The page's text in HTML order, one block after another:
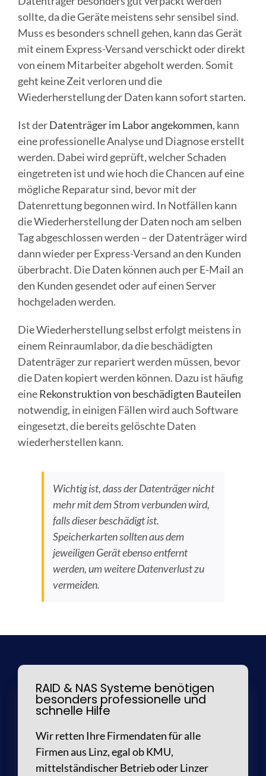
sollte, da die Geräte meistens sehr sensibel sind.
Muss es besonders schnell gehen, kann das Gerät
mit einem Express-Versand verschickt oder direkt
von einem Mitarbeiter abgeholt werden. Somit
geht keine Zeit verloren und die
Wiederherstellung der Daten kann sofort starten.
Ist derDatenträger im Labor angekommen, kann
eine professionelle Analyse und Diagnose erstellt
werden. Dabei wird geprüft, welcher Schaden
eingetreten ist und wie hoch die Chancen auf eine
mögliche Reparatur sind, bevor mit der
Datenrettung begonnen wird. In Notfällen kann
die Wiederherstellung der Daten noch am selben
Tag abgeschlossen werden – der Datenträger wird
dann wieder per Express-Versand an den Kunden
überbracht. Die Daten können auch per E-Mail an
den Kunden gesendet oder auf einen Server
hochgeladen werden.
Die Wiederherstellung selbst erfolgt meistens in
einem Reinraumlabor, da die beschädigten
Datenträger zur repariert werden müssen, bevor
die Daten kopiert werden können. Dazu ist häufig
eineRekonstruktion von beschädigten Bauteilen
notwendig, in einigen Fällen wird auch Software
eingesetzt, die bereits gelöschte Daten
wiederherstellen kann.
Wichtig ist, dass der Datenträger nicht
mehr mit dem Strom verbunden wird,
falls dieser beschädigt ist.
Speicherkarten sollten aus dem
jeweiligen Gerät ebenso entfernt
werden, um weitere Datenverlust zu
vermeiden.
RAID & NAS Systeme benötigen
besonders professionelle und
schnelle Hilfe
Wir retten Ihre Firmendaten für alle
Firmen aus Linz, egal ob KMU,
mittelständischer Betrieb oder Linzer